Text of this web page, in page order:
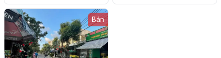
Hòa Xuân
Hòa Xuân
Bán